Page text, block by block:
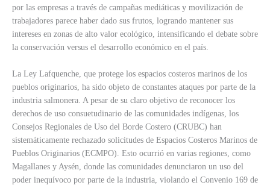
por las empresas a través de campañas mediáticas y movilización de
trabajadores parece haber dado sus frutos, logrando mantener sus
intereses en zonas de alto valor ecológico, intensificando el debate sobre
la conservación versus el desarrollo económico en el país.
La Ley Lafquenche, que protege los espacios costeros marinos de los
pueblos originarios, ha sido objeto de constantes ataques por parte de la
industria salmonera. A pesar de su claro objetivo de reconocer los
derechos de uso consuetudinario de las comunidades indígenas, los
Consejos Regionales de Uso del Borde Costero (CRUBC) han
sistemáticamente rechazado solicitudes de Espacios Costeros Marinos de
Pueblos Originarios (ECMPO). Esto ocurrió en varias regiones, como
Magallanes y Aysén, donde las comunidades denunciaron un uso del
poder inequívoco por parte de la industria, violando el Convenio 169 de